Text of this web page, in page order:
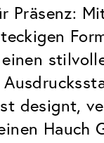
Präsenz:
einen
designt,
Hauch